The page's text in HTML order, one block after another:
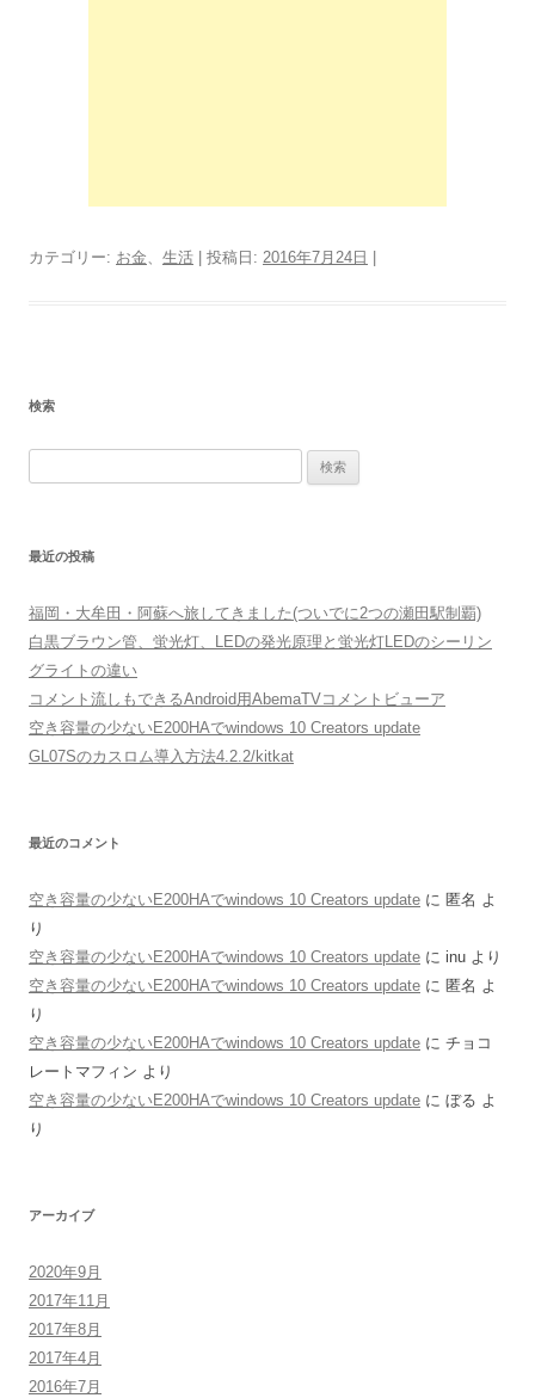
カテゴリー: お金、 生活 | 投稿日: 2016年7月24日
検索
最近の投稿
福岡・大牟田・阿蘇へ旅してきました(ついでに2つの瀬田駅制覇)
白黒ブラウン管、蛍光灯、LEDの発光原理と蛍光灯LEDのシーリン
グライトの違い
コメント流しもできるAndroid用AbemaTVコメントビューア
空き容量の少ないE200HAでwindows 10 Creators update
GL07Sのカスロム導入方法4.2.2/kitkat
最近のコメント
空き容量の少ないE200HAでwindows 10 Creators update に 匿名 よ
り
空き容量の少ないE200HAでwindows 10 Creators update に inu より
空き容量の少ないE200HAでwindows 10 Creators update に 匿名 よ
り
空き容量の少ないE200HAでwindows 10 Creators update に チョコ
レートマフィン より
空き容量の少ないE200HAでwindows 10 Creators update に ぼる よ
り
アーカイブ
2020年9月
2017年11月
2017年8月
2017年4月
2016年7月